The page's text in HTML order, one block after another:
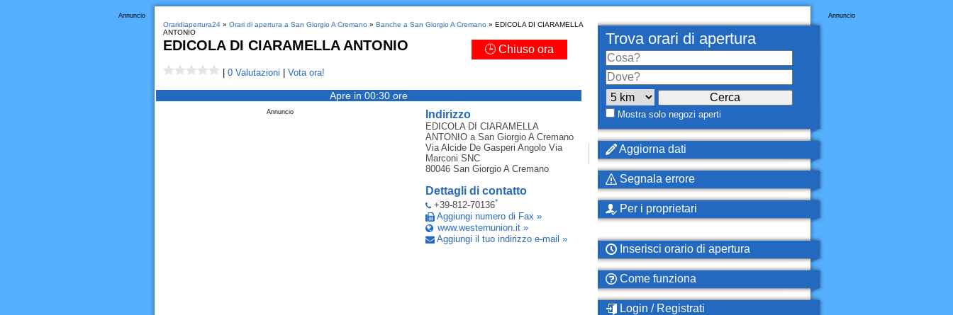
Annuncio
Oraridiapertura24» Orari di apertura a San Giorgio A Cremano» Banche a San Giorgio A Cremano» EDICOLA DI CIARAMELLA
ANTONIO
EDICOLA DI CIARAMELLA ANTONIO 🕒 Chiuso ora
0 Valutazioni Vota ora!
Apre in 00:30 ore
Indirizzo
EDICOLA DI CIARAMELLA
ANTONIOa San Giorgio A Cremano
Via Alcide De Gasperi Angolo Via
Marconi SNC
80046 San Giorgio A Cremano
Dettagli di contatto
+39-812-70136*
Aggiungi numero di Fax »
www.westernunion.it »
Aggiungi il tuo indirizzo e-mail »
Annuncio
Annuncio
Trova orari di apertura
Mostra solo negozi aperti
Aggiorna dati
Segnala errore
Per i proprietari
Inserisci orario di apertura
Come funziona
Login / Registrati